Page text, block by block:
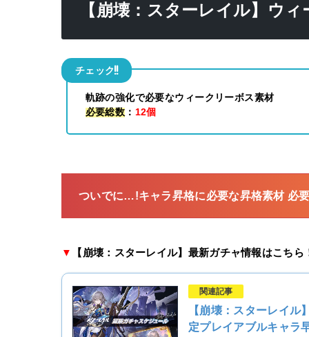
【崩壊：スターレイル】ウ
チェック!!
軌跡の強化で必要なウィークリーボス素材
必要総数 ： 12個
ついでに…!キャラ昇格に必要な昇格素材 必
▼ 【崩壊：スターレイル】最新ガチャ情報はこちら
関連記事
【崩壊：スターレイ
定プレイアブルキャラ